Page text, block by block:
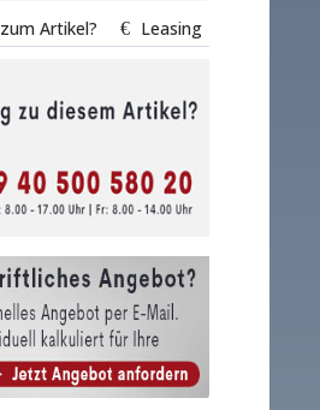
Artikel? Leasing